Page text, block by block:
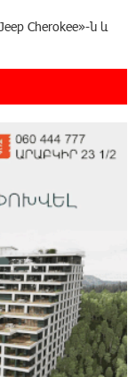
Cherokee»-ն և
դեմ
է փորձել